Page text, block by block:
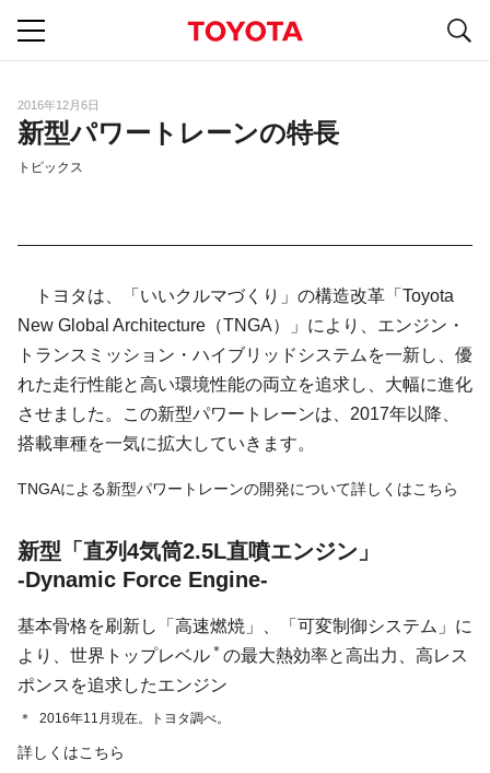
2016年12月6日
新型パワートレーンの特長
トピックス
トヨタは、「いいクルマづくり」の構造改革「Toyota
New Global Architecture（TNGA）」により、エンジン・
トランスミッション・ハイブリッドシステムを一新し、優
れた走行性能と高い環境性能の両立を追求し、大幅に進化
させました。この新型パワートレーンは、2017年以降、
搭載車種を一気に拡大していきます。
TNGAによる新型パワートレーンの開発について詳しくはこちら
新型「直列4気筒2.5L直噴エンジン」
-Dynamic Force Engine-
基本骨格を刷新し「高速燃焼」、「可変制御システム」に
より、世界トップレベル ＊ の最大熱効率と高出力、高レス
ポンスを追求したエンジン
＊ 2016年11月現在。トヨタ調べ。
詳しくはこちら